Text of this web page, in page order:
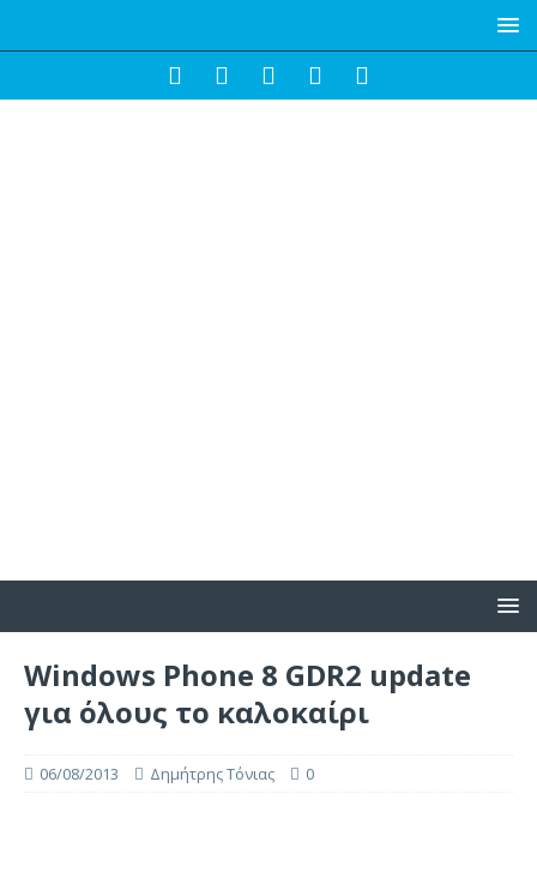
Windows Phone 8 GDR2 update
για όλους το καλοκαίρι
06/08/2013 Δημήτρης Τόνιας 0